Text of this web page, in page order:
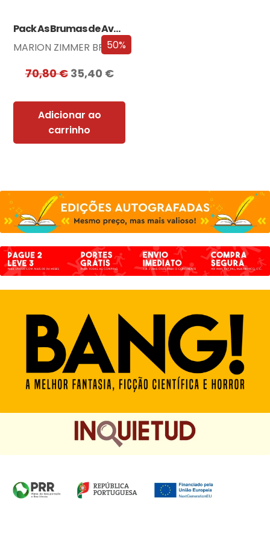
50%
Pack As Brumas de Avalon
MARION ZIMMER BRADLEY
70,80€ 35,40 €
Adicionar ao
carrinho